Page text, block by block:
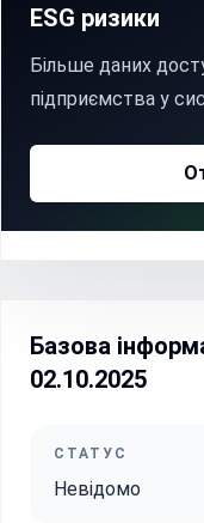
ESG ризики
Більше даних
підприємства у
Базова
02.10.2025
СТАТУС
Невідомо